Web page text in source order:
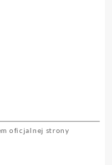
oficjalnej strony